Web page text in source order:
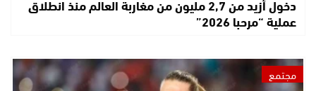
دخول أزيد من 2,7 مليون من مغاربة العالم منذ انطلاق
عملية “مرحبا 2026”
مجتمع